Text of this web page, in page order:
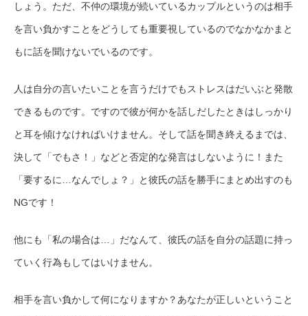
しょう。ただ、不仲の環境が続いているカップルというのは相手
を言い負かすことをどうしても重要視しているのでなかなかまと
もに話を聞けないでいるのです。
人は自分の言いたいことを言うだけでもストレスはだいぶと発散
できるものです。ですので彼が何かを話しだしたときはしっかり
と耳を傾けなければいけません。そして話を聞き終えるまでは、
決して「でもさ！」などと否定的な発言はしないように！また
「要するに…なんでしょ？」と彼氏の話を勝手にまとめ出すのも
NGです！
他にも「私の場合は…」だなんて、彼氏の話を自分の話題に持っ
ていく行為もしてはいけません。
相手を言い負かして何になりますか？あなたが正しいということ